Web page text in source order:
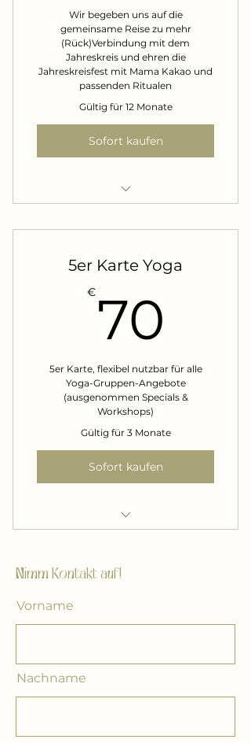
Wir begeben uns auf die
gemeinsame Reise zu mehr
(Rück)Verbindung mit dem
Jahreskreis und ehren die
Jahreskreisfest mit Mama Kakao und
passenden Ritualen
Gültig für 12 Monate
Sofort kaufen
Jahreskreisfesten (8x)
5er Karte Yoga
€ 70
5er Karte, flexibel nutzbar für alle
Yoga-Gruppen-Angebote
(ausgenommen Specials &
Workshops)
Gültig für 3 Monate
Sofort kaufen
Nimm Kontakt auf!
Vorname
Nachname